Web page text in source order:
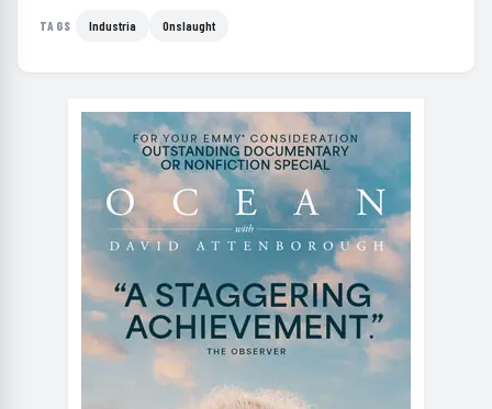
TAGS Industria Onslaught